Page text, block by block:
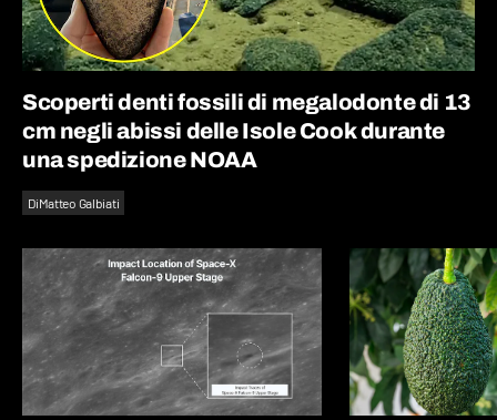
Scoperti denti fossili di megalodonte di 13
cm negli abissi delle Isole Cook durante
una spedizione NOAA
DiMatteo Galbiati